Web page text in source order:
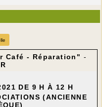
Café - Réparation" -
DE 9 H À 12 H
(ANCIENNE